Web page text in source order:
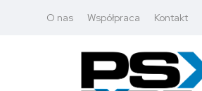
O nas Współpraca Kontakt